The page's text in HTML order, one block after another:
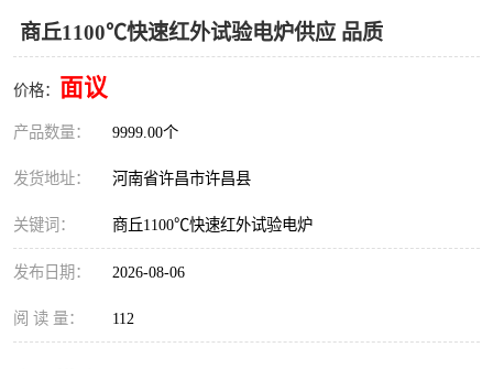
商丘1100℃快速红外试验电炉供应 品质
价格： 面议
产品数量： 9999.00个
发货地址： 河南省许昌市许昌县
关键词： 商丘1100℃快速红外试验电炉
发布日期： 2026-08-06
阅 读 量： 112